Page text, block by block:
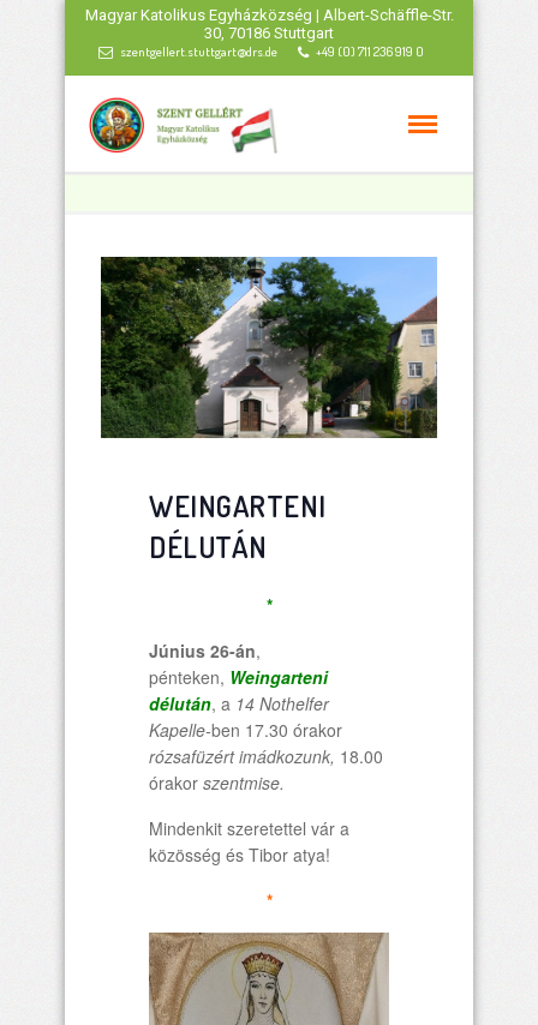
Magyar Katolikus Egyházközség | Albert-Schäffle-Str.
30, 70186 Stuttgart
szentgellert.stuttgart@drs.de +49 (0) 711 236 919 0
WEINGARTENI
DÉLUTÁN
*
Június 26-án,
pénteken, Weingarteni
délután, a 14 Nothelfer
Kapelle-ben 17.30 órakor
rózsafüzért imádkozunk, 18.00
órakor szentmise.
Mindenkit szeretettel vár a
közösség és Tibor atya!
*